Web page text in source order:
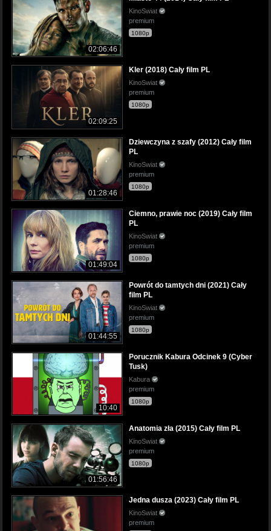
02:06:46
KinoSwiat
premium
1080p
02:09:25
Kler (2018) Cały film PL
KinoSwiat
premium
1080p
01:28:46
Dziewczyna z szafy (2012) Cały film
PL
KinoSwiat
premium
1080p
01:49:04
Ciemno, prawie noc (2019) Cały film
PL
KinoSwiat
premium
1080p
01:44:55
Powrót do tamtych dni (2021) Cały
film PL
KinoSwiat
premium
1080p
10:40
Porucznik Kabura Odcinek 9 (Cyber
Tusk)
Kabura
premium
1080p
01:56:46
Anatomia zła (2015) Cały film PL
KinoSwiat
premium
1080p
Jedna dusza (2023) Cały film PL
KinoSwiat
premium